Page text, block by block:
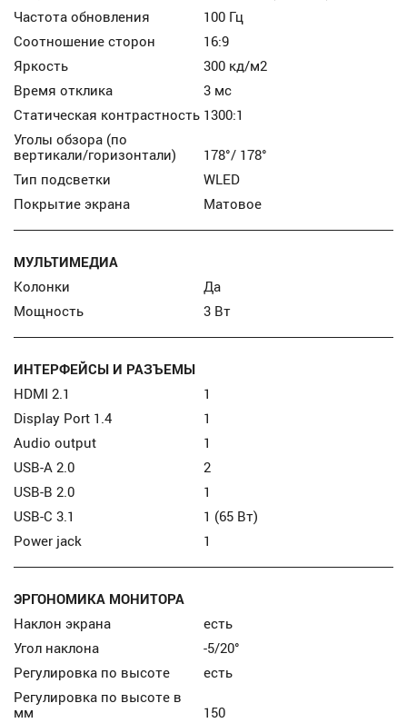
Частота обновления
100 Гц
Соотношение сторон
16:9
Яркость
300 кд/м2
Время отклика
3 мс
Статическая контрастность 1300:1
Уголы обзора (по
вертикали/горизонтали)
178°/ 178°
Тип подсветки
WLED
Покрытие экрана
Матовое
МУЛЬТИМЕДИА
Колонки
Да
Мощность
3 Вт
ИНТЕРФЕЙСЫ И РАЗЪЕМЫ
HDMI 2.1
1
Display Port 1.4
1
Audio output
1
USB-А 2.0
2
USB-В 2.0
1
USB-C 3.1
1 (65 Вт)
Power jack
1
ЭРГОНОМИКА МОНИТОРА
Наклон экрана
есть
Угол наклона
-5/20°
Регулировка по высоте
есть
Регулировка по высоте в
мм
150